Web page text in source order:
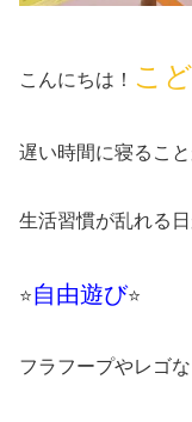
こんにちは！ こ
遅い時間に寝るこ
生活習慣が乱れる
⭐自由遊び⭐
フラフープやレゴ